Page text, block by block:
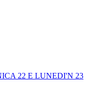
22 E LUNEDI'N 23